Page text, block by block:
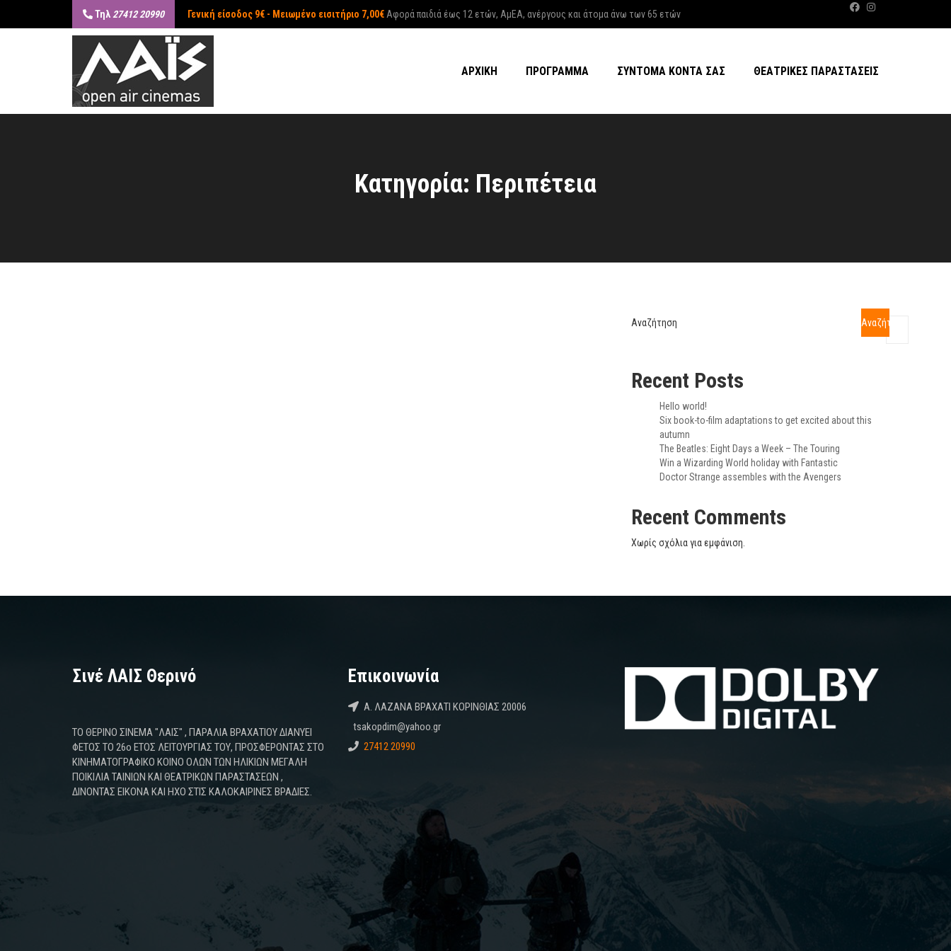
Τηλ 27412 20990 Γενική είσοδος 9€ - Μειωμένο εισιτήριο 7,00€ Αφορά παιδιά έως 12 ετών, ΑμΕΑ, ανέργους και άτομα άνω των 65 ετών
ΑΡΧΙΚΉ ΠΡΌΓΡΑΜΜΑ ΣΎΝΤΟΜΑ ΚΟΝΤΆ ΣΑΣ ΘΕΑΤΡΙΚΈΣ ΠΑΡΑΣΤΆΣΕΙΣ
Κατηγορία: Περιπέτεια
Αναζήτηση Αναζήτηση
Recent Posts
Hello world!
Six book-to-film adaptations to get excited about this
autumn
The Beatles: Eight Days a Week – The Touring
Win a Wizarding World holiday with Fantastic
Doctor Strange assembles with the Avengers
Recent Comments
Χωρίς σχόλια για εμφάνιση.
Σινέ ΛΑΙΣ Θερινό
ΤΟ ΘΕΡΙΝΟ ΣΙΝΕΜΑ "ΛΑΙΣ" , ΠΑΡΑΛΙΑ ΒΡΑΧΑΤΙΟΥ ΔΙΑΝΥΕΙ
ΦΕΤΟΣ ΤΟ 26ο ΕΤΟΣ ΛΕΙΤΟΥΡΓΙΑΣ ΤΟΥ, ΠΡΟΣΦΕΡΟΝΤΑΣ ΣΤΟ
ΚΙΝΗΜΑΤΟΓΡΑΦΙΚΟ ΚΟΙΝΟ ΟΛΩΝ ΤΩΝ ΗΛΙΚΙΩΝ ΜΕΓΑΛΗ
ΠΟΙΚΙΛΙΑ ΤΑΙΝΙΩΝ ΚΑΙ ΘΕΑΤΡΙΚΩΝ ΠΑΡΑΣΤΑΣΕΩΝ ,
ΔΙΝΟΝΤΑΣ ΕΙΚΟΝΑ ΚΑΙ ΗΧΟ ΣΤΙΣ ΚΑΛΟΚΑΙΡΙΝΕΣ ΒΡΑΔΙΕΣ.
Επικοινωνία
Α. ΛΑΖΑΝΑ ΒΡΑΧΑΤΙ ΚΟΡΙΝΘΙΑΣ 20006
tsakopdim@yahoo.gr
27412 20990